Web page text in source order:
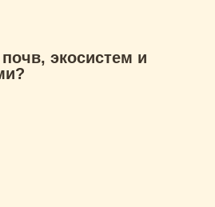
экосистем и